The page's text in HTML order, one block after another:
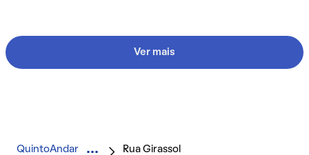
Ver mais
QuintoAndar Rua Girassol